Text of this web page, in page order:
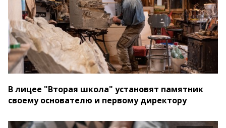
В лицее "Вторая школа" установят памятник
своему основателю и первому директору